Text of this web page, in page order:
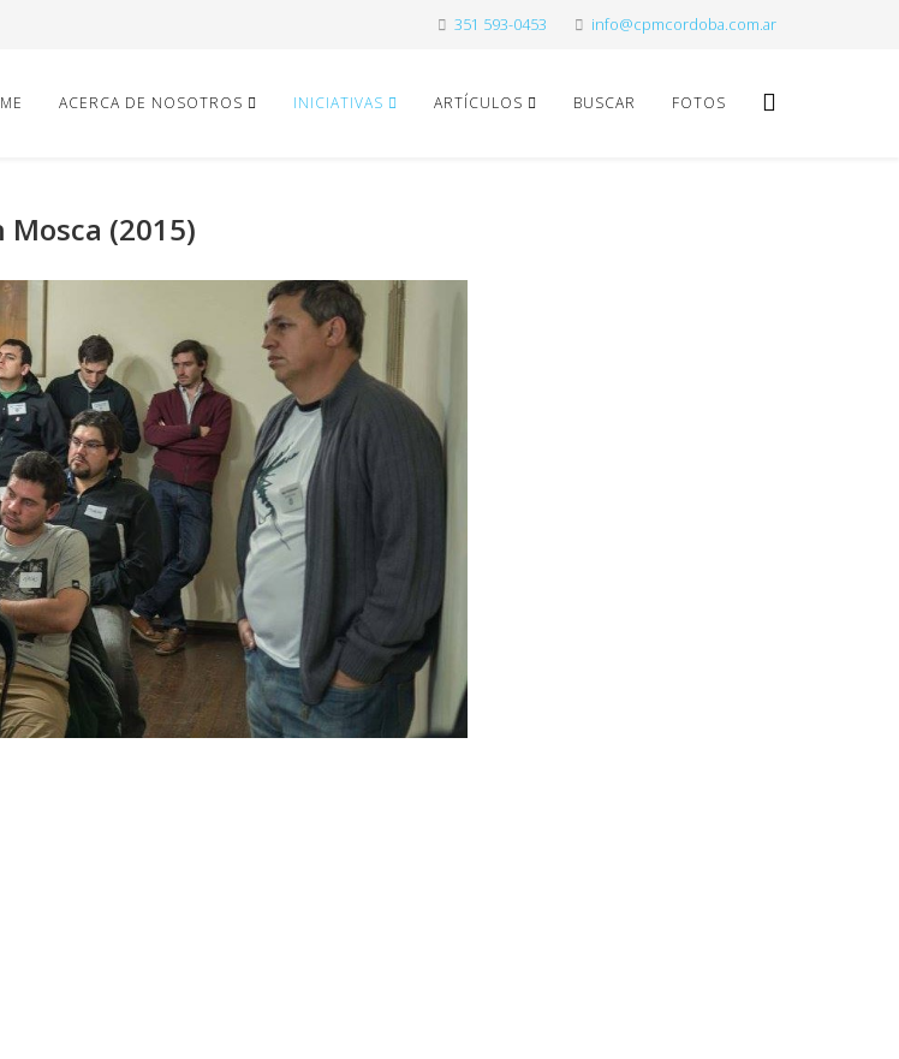
351 593-0453 info@cpmcordoba.com.ar
ACERCA DE NOSOTROS INICIATIVAS ARTÍCULOS BUSCAR FOTOS
Mosca (2015)